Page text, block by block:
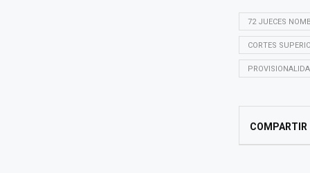
72 JUECES
CORTES
COMPARTIR